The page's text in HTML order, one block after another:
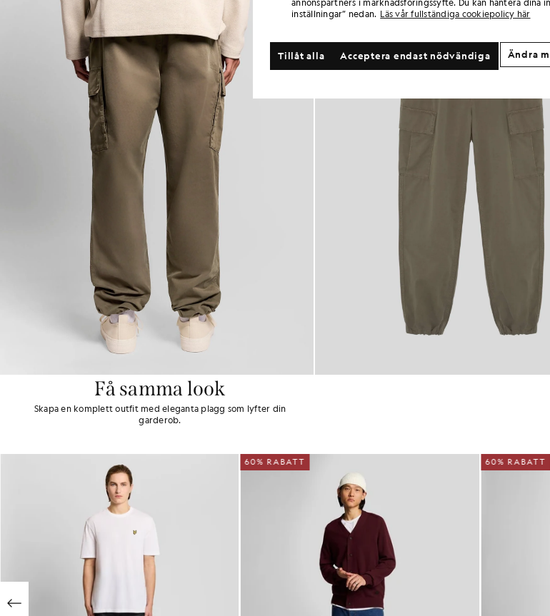
Få samma look
Skapa en komplett outfit med eleganta plagg som lyfter din
garderob.
60% RABATT 60% RABATT
inställningar” nedan. Läs vår fullständiga cookiepolicy här
Acceptera endast nödvändiga
Tillåt alla Ändra